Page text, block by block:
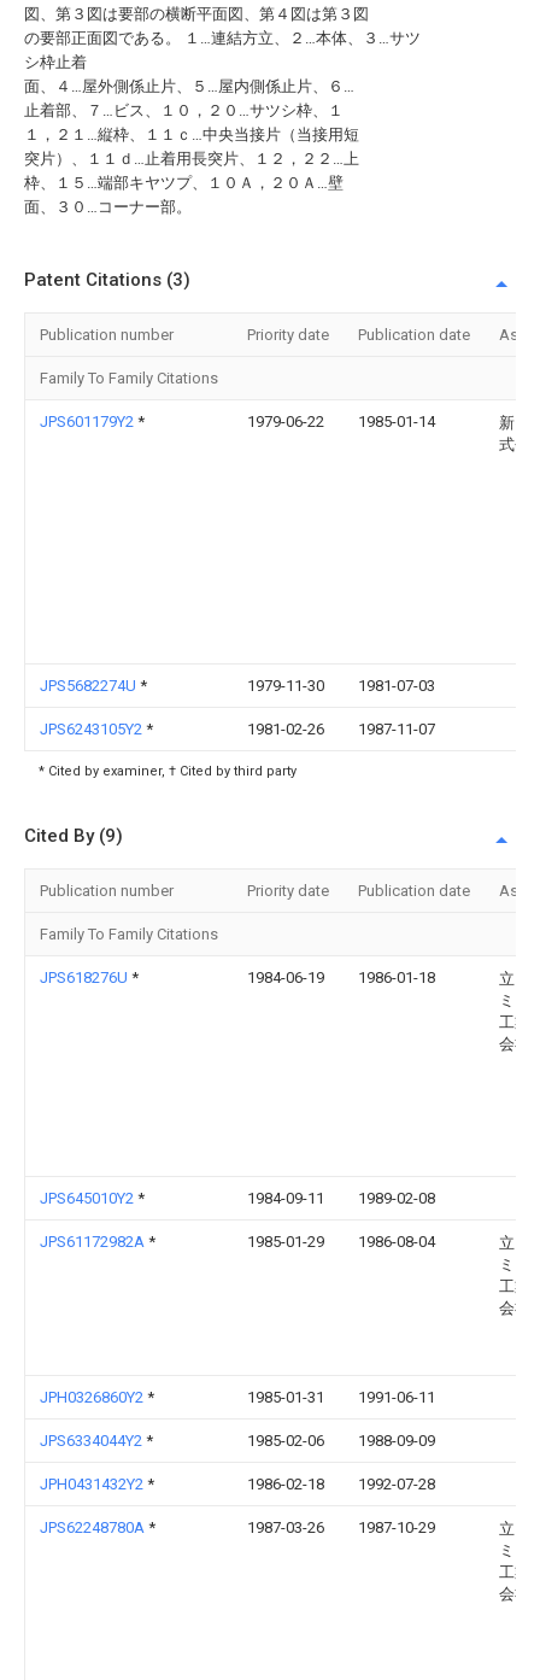
図、第３図は要部の横断平面図、第４図は第３図
の要部正面図である。 １…連結方立、２…本体、３…サツ
シ枠止着
面、４…屋外側係止片、５…屋内側係止片、６…
止着部、７…ビス、１０，２０…サツシ枠、１
１，２１…縦枠、１１ｃ…中央当接片（当接用短
突片）、１１ｄ…止着用長突片、１２，２２…上
枠、１５…端部キヤツプ、１０Ａ，２０Ａ…壁
面、３０…コーナー部。
Patent Citations (3)
Publication number Priority date Publication date
Family To Family Citations
JPS601179Y2 * 1979-06-22 1985-01-14
新日
式会
JPS5682274U * 1979-11-30 1981-07-03
JPS6243105Y2 * 1981-02-26 1987-11-07
* Cited by examiner, † Cited by third party
Cited By (9)
Publication number Priority date Publication date
Family To Family Citations
JPS618276U * 1984-06-19 1986-01-18
立山
ミニ
工業
会社
JPS645010Y2 * 1984-09-11 1989-02-08
JPS61172982A * 1985-01-29 1986-08-04
立山
ミニ
工業
会社
JPH0326860Y2 * 1985-01-31 1991-06-11
JPS6334044Y2 * 1985-02-06 1988-09-09
JPH0431432Y2 * 1986-02-18 1992-07-28
JPS62248780A * 1987-03-26 1987-10-29
立山
ミニ
工業
会社